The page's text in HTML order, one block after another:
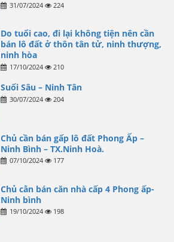
31/07/2024 224
Do tuổi cao, đi lại không tiện nên cần
bán lô đất ở thôn tân tử, ninh thượng,
ninh hòa
17/10/2024 210
Suối Sâu – Ninh Tân
30/07/2024 204
Chủ cần bán gấp lô đất Phong Ấp –
Ninh Bình – TX.Ninh Hoà.
07/10/2024 177
Chủ cằn bán căn nhà cấp 4 Phong ấp-
Ninh bình
19/10/2024 198